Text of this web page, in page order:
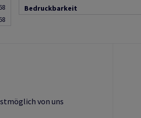
Bedruckbarkeit
von uns